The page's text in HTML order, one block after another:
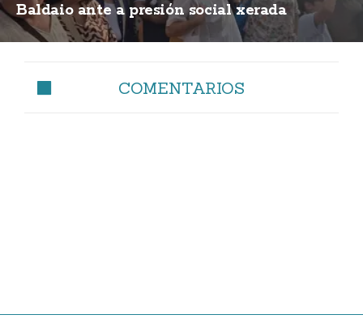
Baldaio ante a presión social xerada
COMENTARIOS